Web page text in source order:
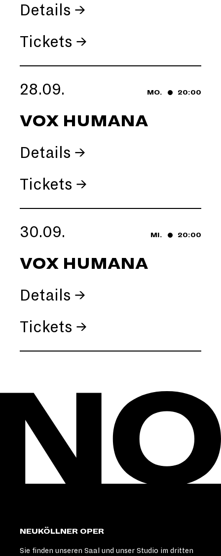
Details →
Tickets →
28.09. MO. 20:00
VOX HUMANA
Details →
Tickets →
30.09. MI. 20:00
VOX HUMANA
Details →
Tickets →
NEUKÖLLNER OPER
Sie finden unseren Saal und unser Studio im dritten